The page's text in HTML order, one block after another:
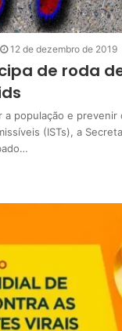
12 de dezembro de 2019
de roda
a população e prevenir
(ISTs), a